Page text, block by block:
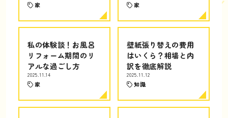
家 家
私の体験談！お風呂
リフォーム期間のリ
アルな過ごし方
2025.11.14
家
壁紙張り替えの費用
はいくら？相場と内
訳を徹底解説
2025.11.12
知識